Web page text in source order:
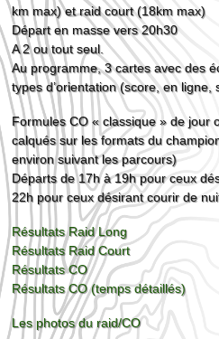
km max) et raid court (18km max)
Départ en masse vers 20h30
A 2 ou tout seul.
Au programme, 3 cartes avec des
types d’orientation (score, en ligne,
Formules CO « classique » de jour
calqués sur les formats du
environ suivant les parcours)
Départs de 17h à 19h pour ceux
22h pour ceux désirant courir de
Résultats Raid Long
Résultats Raid Court
Résultats CO
Résultats CO (temps détaillés)
Les photos du raid/CO